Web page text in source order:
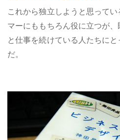
これから独立しようと思って
マーにももちろん役に立つが
と仕事を続けている人たちに
だ。